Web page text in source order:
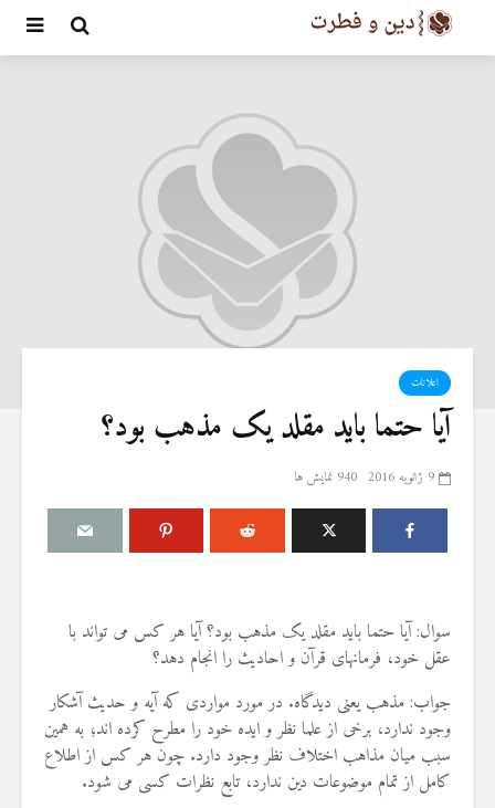
اعلانات
آیا حتما باید مقلد یک مذهب بود؟
9 ژانویه 2016 940 نمایش ها
سوال: آیا حتما باید مقلد یک مذهب بود؟ آیا هر کس می تواند با
عقل خود، فرمانهای قرآن و احادیث را انجام دهد؟
جواب: مذهب یعنی دیدگاه. در مورد مواردی که آیه و حدیث آشکار
وجود ندارد، برخی از علما نظر و ایده خود را مطرح کرده اند؛ به همین
سبب میان مذاهب اختلاف نظر وجود دارد. چون هر کس از اطلاع
کامل از تمام موضوعات دین ندارد، تابع نظرات کسی می شود.
درباره سنگ زدن به
شیطان و دویدن مردان
میان صفا و مروه
20 جولای 2026
27 نمایش ها
شوهرم به سراغ زن دیگری
18 نمایش ها
آیا سوراخ